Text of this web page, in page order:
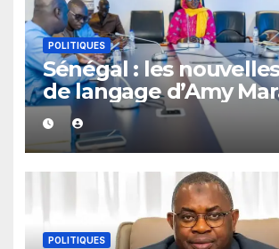
POLITIQUES
Sénégal : les
de langage d’Amy
provoquent des
les réseaux sociaux
POLITIQUES